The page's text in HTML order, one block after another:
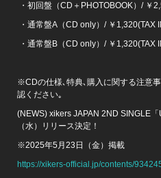
・初回盤（CD＋PHOTOBOOK）/ ￥
・通常盤A（CD only）/ ￥1,320(TAX
・通常盤B（CD only）/ ￥1,320(TAX
※CDの仕様､特典､購入に関する注意
認ください｡
(NEWS) xikers JAPAN 2ND SINGLE
（水）リリース決定！
※2025年5月23日（金）掲載
https://xikers-official.jp/contents/